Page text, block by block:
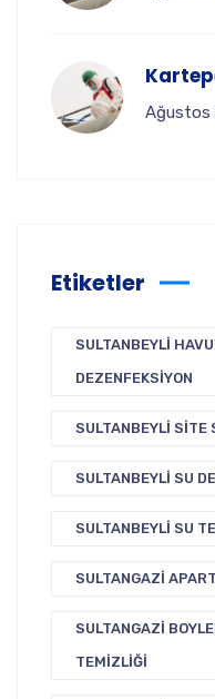
Ağustos
Etiketler
SULTANBEYLI
DEZENFEKSIYON
SULTANBEYLI SITE
SULTANBEYLI SU
SULTANBEYLI SU
SULTANGAZI
SULTANGAZI
TEMIZLIĞI